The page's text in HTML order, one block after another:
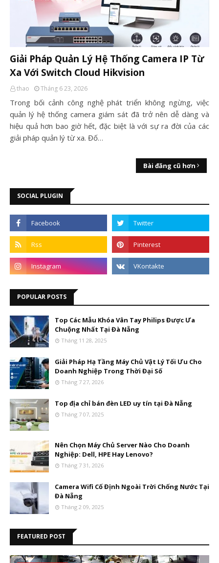
Giải Pháp Quản Lý Hệ Thống Camera IP Từ
Xa Với Switch Cloud Hikvision
thao Tháng 6 23, 2026
Trong bối cảnh công nghệ phát triển không ngừng, việc
quản lý hệ thống camera giám sát đã trở nên dễ dàng và
hiệu quả hơn bao giờ hết, đặc biệt là với sự ra đời của các
giải pháp quản lý từ xa. Đố…
Bài đăng cũ hơn
SOCIAL PLUGIN
POPULAR POSTS
Top Các Mẫu Khóa Vân Tay Philips Được Ưa
Chuộng Nhất Tại Đà Nẵng
Tháng 11 28, 2025
Giải Pháp Hạ Tầng Máy Chủ Vật Lý Tối Ưu Cho
Doanh Nghiệp Trong Thời Đại Số
Tháng 7 27, 2026
Top địa chỉ bán đèn LED uy tín tại Đà Nẵng
Tháng 7 07, 2025
Nên Chọn Máy Chủ Server Nào Cho Doanh
Nghiệp: Dell, HPE Hay Lenovo?
Tháng 7 31, 2026
Camera Wifi Cố Định Ngoài Trời Chống Nước Tại
Đà Nẵng
Tháng 2 09, 2025
FEATURED POST